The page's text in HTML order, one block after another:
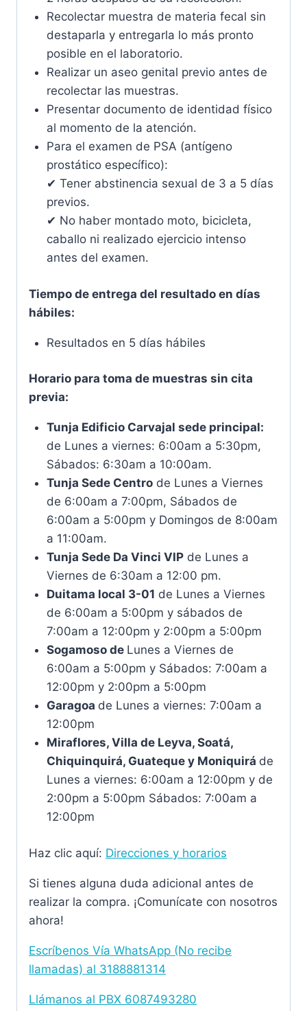
Recolectar muestra de materia fecal sin
destaparla y entregarla lo más pronto
posible en el laboratorio.
Realizar un aseo genital previo antes de
recolectar las muestras.
Presentar documento de identidad físico
al momento de la atención.
Para el examen de PSA (antígeno
prostático específico):
✔ Tener abstinencia sexual de 3 a 5 días
previos.
✔ No haber montado moto, bicicleta,
caballo ni realizado ejercicio intenso
antes del examen.
Tiempo de entrega del resultado en días
hábiles:
Resultados en 5 días hábiles
Horario para toma de muestras sin cita
previa:
Tunja Edificio Carvajal sede principal:
de Lunes a viernes: 6:00am a 5:30pm,
Sábados: 6:30am a 10:00am.
Tunja Sede Centrode Lunes a Viernes
de 6:00am a 7:00pm, Sábados de
6:00am a 5:00pm y Domingos de 8:00am
a 11:00am.
Tunja Sede Da Vinci VIPde Lunes a
Viernes de 6:30am a 12:00 pm.
Duitama local 3-01 de Lunes a Viernes
de 6:00am a 5:00pm y sábados de
7:00am a 12:00pm y 2:00pm a 5:00pm
Sogamoso de Lunes a Viernes de
6:00am a 5:00pm y Sábados: 7:00am a
12:00pm y 2:00pm a 5:00pm
Garagoa de Lunes a viernes: 7:00am a
12:00pm
Miraflores, Villa de Leyva, Soatá,
Chiquinquirá, Guateque y Moniquirá de
Lunes a viernes: 6:00am a 12:00pm y de
2:00pm a 5:00pm Sábados: 7:00am a
12:00pm
Haz clic aquí: Direcciones y horarios
Si tienes alguna duda adicional antes de
realizar la compra. ¡Comunícate con nosotros
ahora!
Escríbenos Vía WhatsApp (No recibe
llamadas) al 3188881314
Llámanos al PBX 6087493280